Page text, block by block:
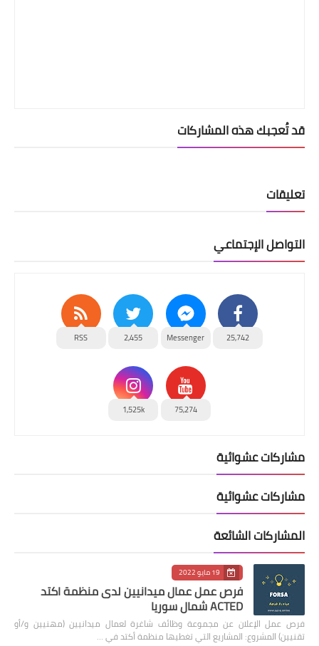
قد تُعجبك هذه المشاركات
تعليقات
التواصل الإجتماعي
25,742
Messenger
2,455
RSS
75,274
1,525k
مشاركات عشوائية
مشاركات عشوائية
المشاركات الشائعة
19 مايو 2022
فرص عمل عمال ميدانيين لدى منظمة اكتد
ACTED شمال سوريا
فرص عمل الإعلان عن مجموعة وظائف شاغرة لعمال ميدانيين (مهنيين و/أو
تقنيين) المشروع: المشاريع التي تغطيها منظمة أكتد في …